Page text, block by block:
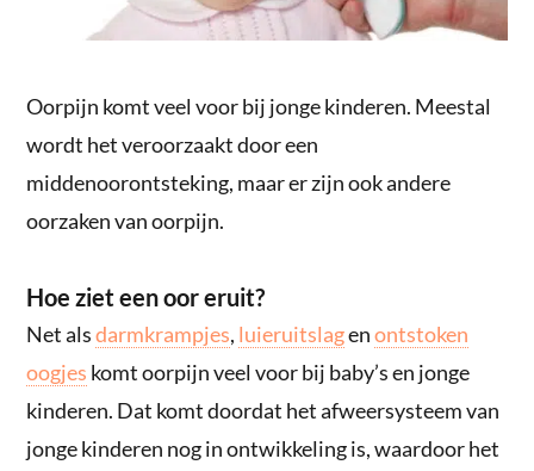
Oorpijn komt veel voor bij jonge kinderen. Meestal
wordt het veroorzaakt door een
middenoorontsteking, maar er zijn ook andere
oorzaken van oorpijn.
Hoe ziet een oor eruit?
Net alsdarmkrampjes, luieruitslagenontstoken
oogjes komt oorpijn veel voor bij baby’s en jonge
kinderen. Dat komt doordat het afweersysteem van
jonge kinderen nog in ontwikkeling is, waardoor het